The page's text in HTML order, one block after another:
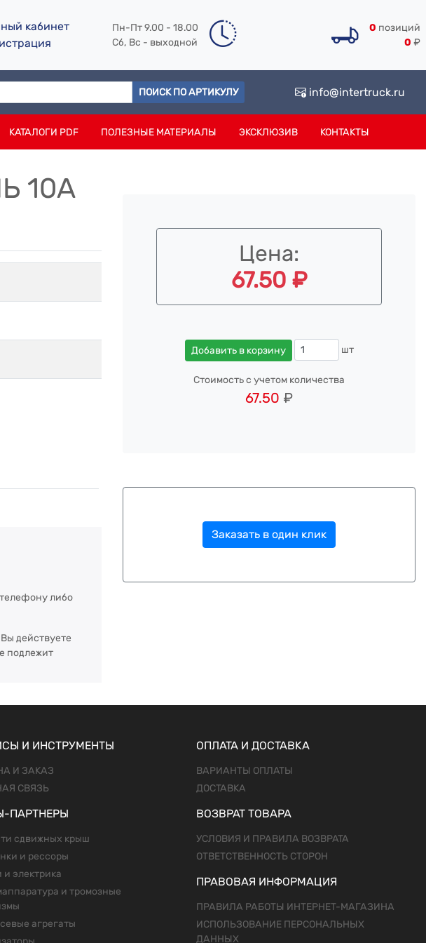
кабинет
Пн-Пт 9.00 - 18.00
Сб, Вс - выходной
0 позиций
0 ₽
ПОИСК ПО АРТИКУЛУ info@intertruck.ru
КАТАЛОГИ PDF ПОЛЕЗНЫЕ МАТЕРИАЛЫ ЭКСКЛЮЗИВ КОНТАКТЫ
10А
либо
действуете
подлежит
Цена:
67.50 ₽
Добавить в корзину шт
Стоимость с учетом количества
67.50 ₽
Заказать в один клик
И ИНСТРУМЕНТЫ
И ЗАКАЗ
СВЯЗЬ
ПАРТНЕРЫ
сдвижных крыш
и рессоры
электрика
и тромозные
агрегаты
ОПЛАТА И ДОСТАВКА
ВАРИАНТЫ ОПЛАТЫ
ДОСТАВКА
ВОЗВРАТ ТОВАРА
УСЛОВИЯ И ПРАВИЛА ВОЗВРАТА
ОТВЕТСТВЕННОСТЬ СТОРОН
ПРАВОВАЯ ИНФОРМАЦИЯ
ПРАВИЛА РАБОТЫ ИНТЕРНЕТ-МАГАЗИНА
ИСПОЛЬЗОВАНИЕ ПЕРСОНАЛЬНЫХ
ДАННЫХ